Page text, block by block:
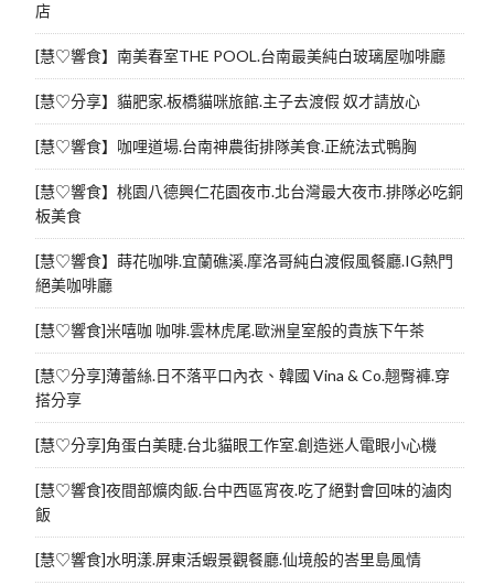
店
[慧♡響食】南美春室THE POOL.台南最美純白玻璃屋咖啡廳
[慧♡分享】貓肥家.板橋貓咪旅館.主子去渡假 奴才請放心
[慧♡響食】咖哩道場.台南神農街排隊美食.正統法式鴨胸
[慧♡響食】桃園八德興仁花園夜市.北台灣最大夜市.排隊必吃銅
板美食
[慧♡響食】蒔花咖啡.宜蘭礁溪.摩洛哥純白渡假風餐廳.IG熱門
絕美咖啡廳
[慧♡響食]米嘻咖 咖啡.雲林虎尾.歐洲皇室般的貴族下午茶
[慧♡分享]薄蕾絲.日不落平口內衣、韓國 Vina & Co.翹臀褲.穿
搭分享
[慧♡分享]角蛋白美睫.台北貓眼工作室.創造迷人電眼小心機
[慧♡響食]夜間部爌肉飯.台中西區宵夜.吃了絕對會回味的滷肉
飯
[慧♡響食]水明漾.屏東活蝦景觀餐廳.仙境般的峇里島風情